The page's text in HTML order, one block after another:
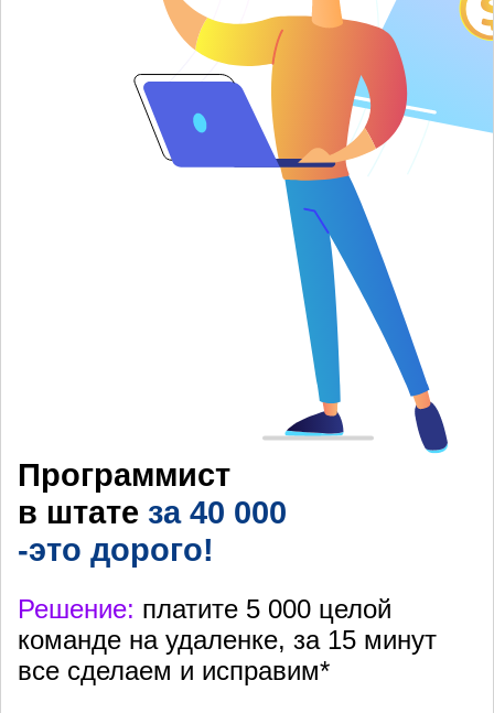
Программист
в штате за 40 000
-это дорого!
Решение: платите 5 000 целой
команде на удаленке, за 15 минут
все сделаем и исправим*